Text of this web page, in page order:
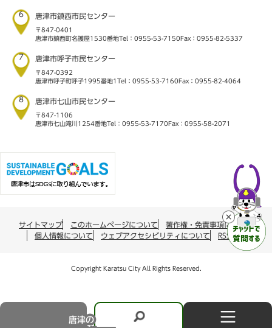
6 唐津市鎮西市民センター
〒847-0401
唐津市鎮西町名護屋1530番地Tel：0955-53-7150 Fax：0955-82-5337
7 唐津市呼子市民センター
〒847-0392
唐津市呼子町呼子1995番地1 Tel：0955-53-7160 Fax：0955-82-4064
8 唐津市七山市民センター
〒847-1106
唐津市七山滝川1254番地Tel：0955-53-7170 Fax：0955-58-2071
サイトマップ このホームページについて
著作権・免責事項について
個人情報について
ウェブアクセシビリティについて RSS配信
Copyright Karatsu City All Rights Reserved.